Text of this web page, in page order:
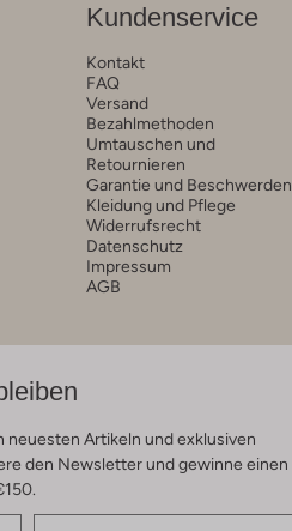
Kundenservice
Kontakt
FAQ
Versand
Bezahlmethoden
Umtauschen und
Retournieren
Garantie und Beschwerden
Kleidung und Pflege
Widerrufsrecht
Datenschutz
Impressum
AGB
neuesten Artikeln und exklusiven
den Newsletter und gewinne einen